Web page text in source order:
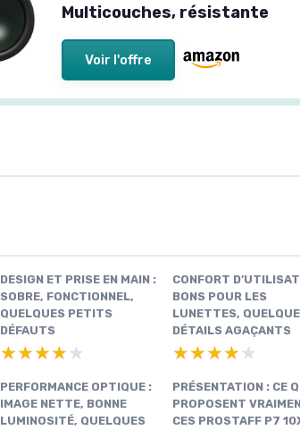
Multicouches, résistante
Voir l'offre
DESIGN ET PRISE EN MAIN :
SOBRE, FONCTIONNEL,
QUELQUES PETITS
DÉFAUTS
★★★★★
★★★★★
CONFORT
BONS POUR LES
LUNETTES,
DÉTAILS AGAÇANTS
★★★★★
★★★★★
PERFORMANCE OPTIQUE :
IMAGE NETTE, BONNE
LUMINOSITÉ, QUELQUES
PRÉSENTATION : CE
PROPOSENT
CES PROSTAFF P7